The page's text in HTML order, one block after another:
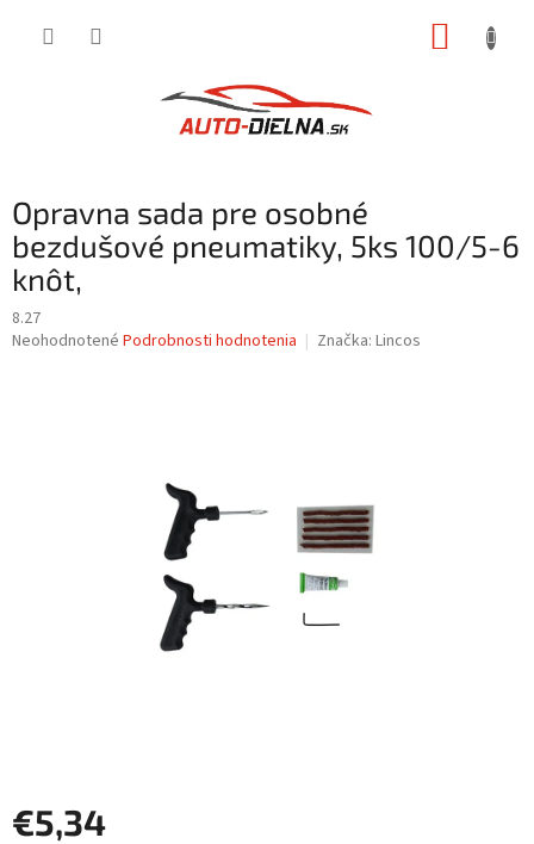
Opravna sada pre osobné
bezdušové pneumatiky, 5ks 100/5-6
knôt,
8.27
Priemerné
Neohodnotené Podrobnosti hodnotenia Značka: Lincos
€5,34